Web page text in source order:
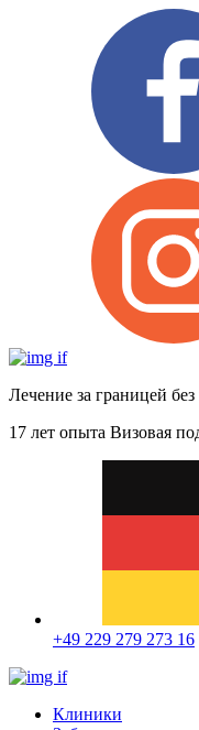
Лечение за границей
17 лет опыта Визовая
+49 229 279 273 16
Клиники